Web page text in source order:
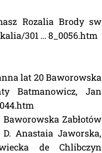
Rozalia Brody sw
301 ... 8_0056.htm
lat 20 Baworowska
Batmanowicz, Jan
Zabłotów
Anastaia Jaworska,
de Chlibczyn